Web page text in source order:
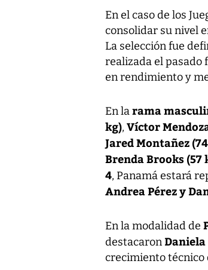
En el caso de los
consolidar su nivel
La selección fue
realizada el pasado
en rendimiento y
En larama
kg), Víctor
Jared Montañez
Brenda Brooks (57
4, Panamá estará
Andrea Pérez y
En la modalidad de
destacaron
crecimiento técnico